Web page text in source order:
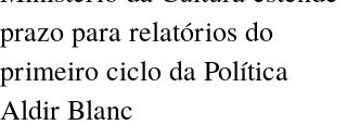
prazo para relatórios do
primeiro ciclo da Política
Aldir Blanc